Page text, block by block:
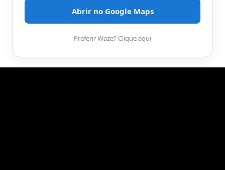
Abrir no Google Maps
Preferir Waze? Clique aqui